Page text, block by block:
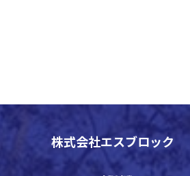
株式会社エスブロック